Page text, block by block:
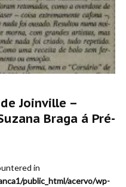
Joinville –
Braga á Pré-
in
public_html/acervo/wp-